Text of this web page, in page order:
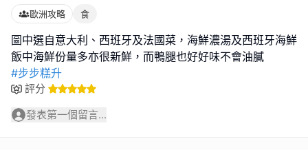
歐洲攻略 食
圖中選自意大利、西班牙及法國菜，海鮮濃湯及西班牙海鮮
#步步糕升
評分
發表第一個留言...